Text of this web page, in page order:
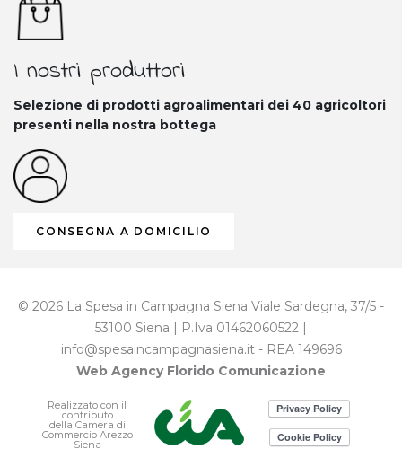
I nostri produttori
Selezione di prodotti agroalimentari dei 40 agricoltori
presenti nella nostra bottega
CONSEGNA A DOMICILIO
© 2026 La Spesa in Campagna Siena Viale Sardegna, 37/5 -
53100 Siena | P.Iva 01462060522 |
info@spesaincampagnasiena.it - REA 149696
Web Agency Florido Comunicazione
Realizzato con il
contributo
della Camera di
Commercio Arezzo
Siena